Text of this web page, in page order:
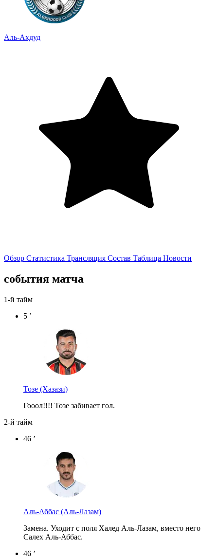
Аль-Ахдуд
Обзор Статистика Трансляция Состав Таблица Новости
события матча
1-й тайм
5 ’
Тозе (Хазази)
Гооол!!!! Тозе забивает гол.
2-й тайм
46 ’
Аль-Аббас (Аль-Лазам)
Замена. Уходит с поля Халед Аль-Лазам, вместо него
Салех Аль-Аббас.
46 ’